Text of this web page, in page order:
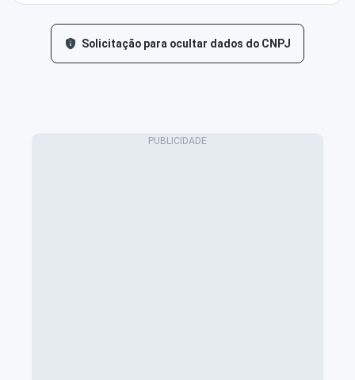
Solicitação para ocultar dados do CNPJ